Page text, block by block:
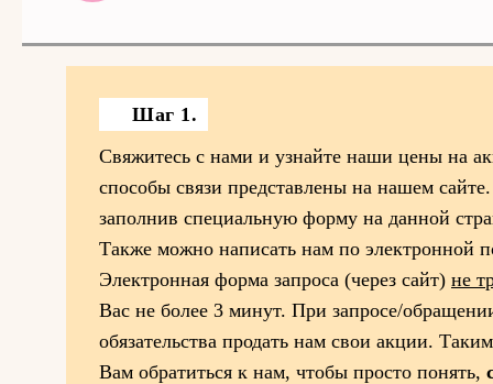
Шаг 1.
Свяжитесь с нами и узнайте наши цены на
способы связи представлены на нашем
заполнив специальную форму на данной
Также можно написать нам по электронной
Электронная форма запроса (через сайт) не
Вас не более 3 минут. При запросе/
обязательства продать нам свои акции.
Вам обратиться к нам, чтобы просто понять,